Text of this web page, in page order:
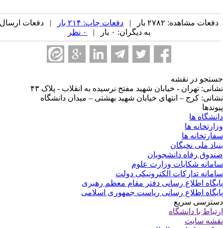
دفعات مشاهده: ۲۷۸۲ بار | دفعات چاپ: ۲۱۴ بار
| دفعات ارسال
به دیگران: ۰ بار |
در نقشه
تهران - خیابان شهید مفتح نرسیده به انقلاب - پلاک ۴۳
کرج – انتهای خیابان شهید بهشتی – میدان دانشگاه
ها
ها
ها
ملی نخبگان
رفاه دانشجویان
شکایات وزارت علوم
تدارکات الکترونیکی دولت
اطلاع رسانی دفتر مقام معظم رهبری
اطلاع رسانی ریاست جمهوری اسلامی
سریع
با دانشگاه
سایت